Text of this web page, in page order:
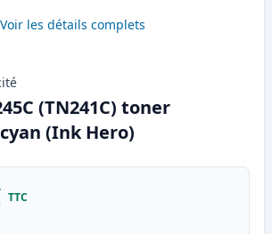
Voir les détails complets
(TN241C) toner
(Ink Hero)
TTC